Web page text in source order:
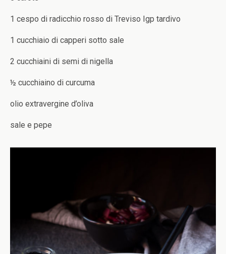
1 cespo di radicchio rosso di Treviso Igp tardivo
1 cucchiaio di capperi sotto sale
2 cucchiaini di semi di nigella
½ cucchiaino di curcuma
olio extravergine d’oliva
sale e pepe